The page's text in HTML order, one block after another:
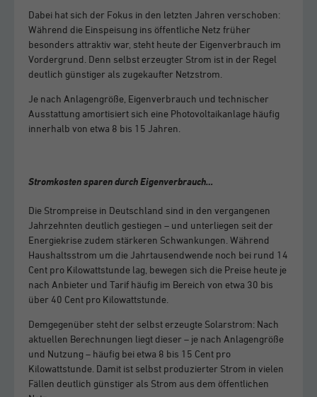
Dabei hat sich der Fokus in den letzten Jahren verschoben:
Während die Einspeisung ins öffentliche Netz früher
besonders attraktiv war, steht heute der Eigenverbrauch im
Vordergrund. Denn selbst erzeugter Strom ist in der Regel
deutlich günstiger als zugekaufter Netzstrom.
Je nach Anlagengröße, Eigenverbrauch und technischer
Ausstattung amortisiert sich eine Photovoltaikanlage häufig
innerhalb von etwa 8 bis 15 Jahren.
Stromkosten sparen durch Eigenverbrauch…
Die Strompreise in Deutschland sind in den vergangenen
Jahrzehnten deutlich gestiegen – und unterliegen seit der
Energiekrise zudem stärkeren Schwankungen. Während
Haushaltsstrom um die Jahrtausendwende noch bei rund 14
Cent pro Kilowattstunde lag, bewegen sich die Preise heute je
nach Anbieter und Tarif häufig im Bereich von etwa 30 bis
über 40 Cent pro Kilowattstunde.
Demgegenüber steht der selbst erzeugte Solarstrom: Nach
aktuellen Berechnungen liegt dieser – je nach Anlagengröße
und Nutzung – häufig bei etwa 8 bis 15 Cent pro
Kilowattstunde. Damit ist selbst produzierter Strom in vielen
Fällen deutlich günstiger als Strom aus dem öffentlichen